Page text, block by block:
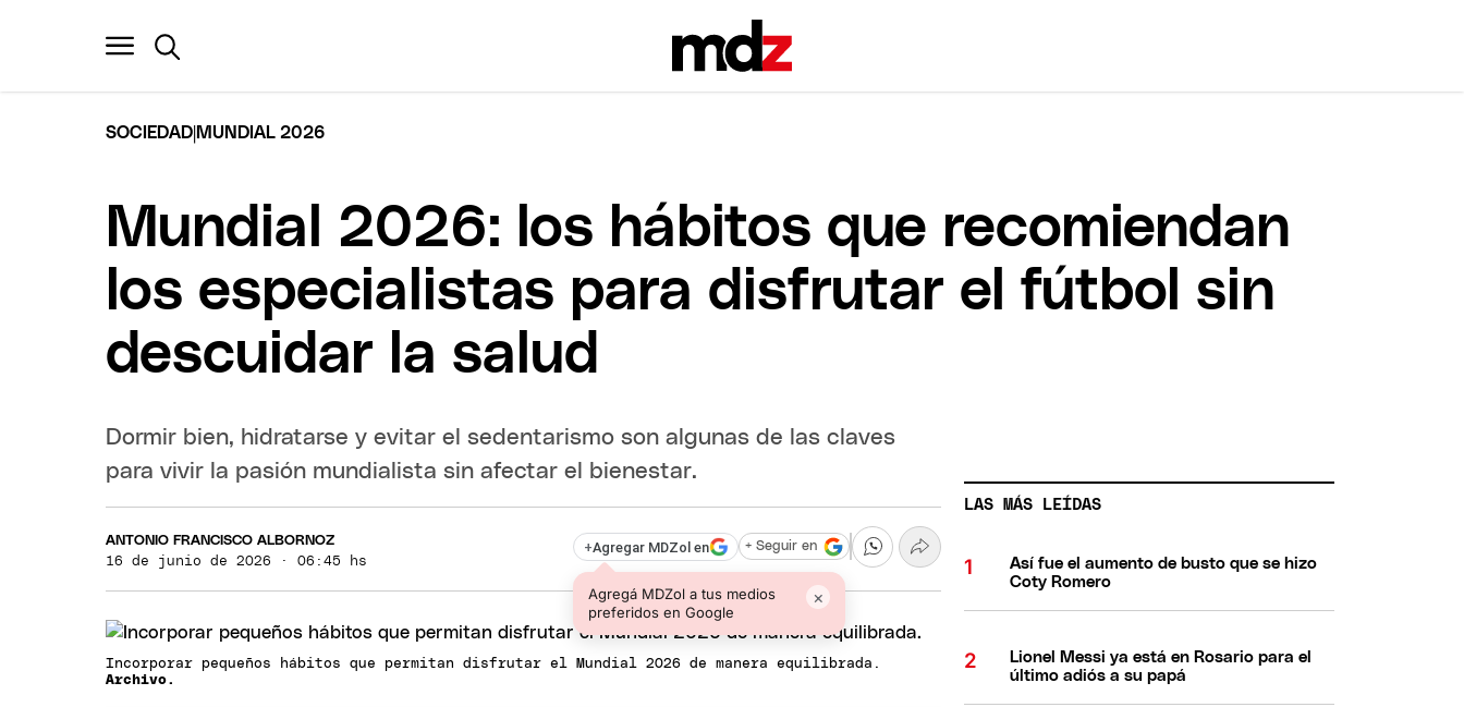
SOCIEDAD MUNDIAL 2026
Mundial 2026: los hábitos que recomiendan
los especialistas para disfrutar el fútbol sin
descuidar la salud
Dormir bien, hidratarse y evitar el sedentarismo son algunas de las claves
para vivir la pasión mundialista sin afectar el bienestar.
ANTONIO FRANCISCO ALBORNOZ
16 de junio de 2026 · 06:45 hs
+Agregar MDZol en
Agregá MDZol a tus medios
preferidos en Google
×
+ Seguir en
Incorporar pequeños hábitos que permitan disfrutar el Mundial 2026 de manera equilibrada.
Archivo.
LAS MÁS LEÍDAS
Así fue el aumento de busto que se hizo
Coty Romero
Lionel Messi ya está en Rosario para el
último adiós a su papá